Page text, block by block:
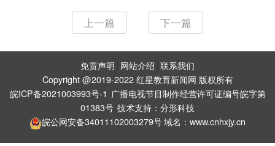
上一篇 下一篇
免责声明 网站介绍 联系我们
Copyright @2019-2022 红星教育新闻网 版权所有
皖ICP备2021003993号-1 广播电视节目制作经营许可证编号皖字第
01383号 技术支持： 分形科技
皖公网安备34011102003279号域名：www.cnhxjy.cn